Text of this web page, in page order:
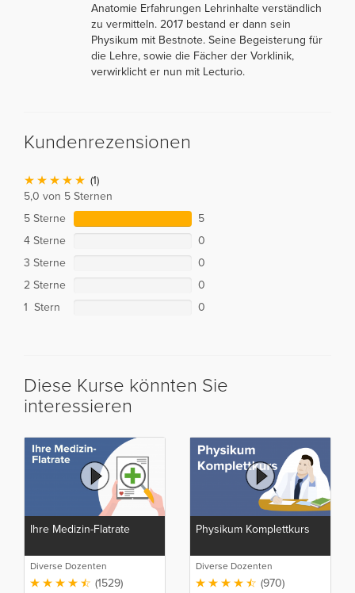
Anatomie Erfahrungen Lehrinhalte verständlich
zu vermitteln. 2017 bestand er dann sein
Physikum mit Bestnote. Seine Begeisterung für
die Lehre, sowie die Fächer der Vorklinik,
verwirklicht er nun mit Lecturio.
Kundenrezensionen
(1)
5,0 von 5 Sternen
5 Sterne
5
4 Sterne
0
3 Sterne
0
2 Sterne
0
1 Stern
0
Diese Kurse könnten Sie
interessieren
Ihre Medizin-Flatrate
Diverse Dozenten
(1529)
Physikum Komplettkurs
Diverse Dozenten
(970)